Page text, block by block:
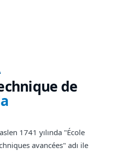
de
1741 yılında "École
avancées" adı ile